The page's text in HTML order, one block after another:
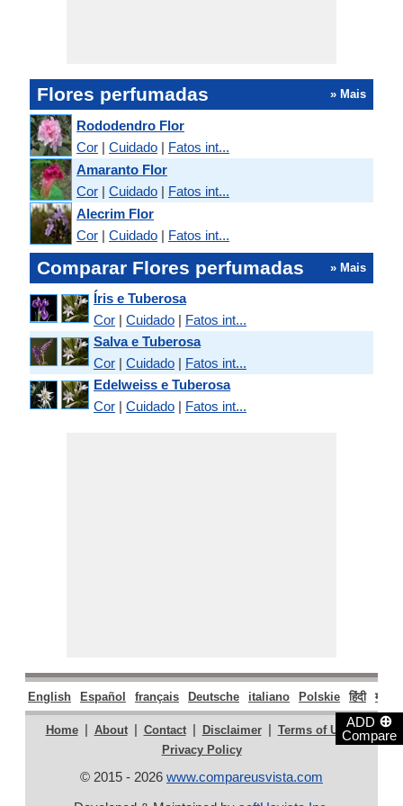
ADD ⊕
Compare
Flores perfumadas » Mais
Rododendro Flor
Cor | Cuidado | Fatos int...
Amaranto Flor
Cor | Cuidado | Fatos int...
Alecrim Flor
Cor | Cuidado | Fatos int...
Comparar Flores perfumadas » Mais
Íris e Tuberosa
Cor | Cuidado | Fatos int...
Salva e Tuberosa
Cor | Cuidado | Fatos int...
Edelweiss e Tuberosa
Cor | Cuidado | Fatos int...
English Español français Deutsche italiano Polskie हिंदी मराठी
Home | About | Contact | Disclaimer | Terms of Use |
Privacy Policy
© 2015 - 2026 www.compareusvista.com